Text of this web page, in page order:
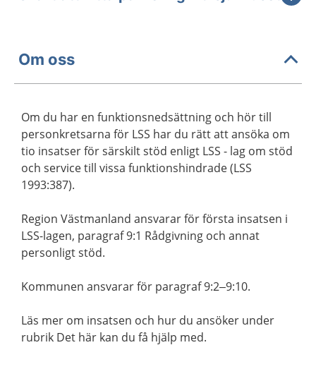
Om oss
Om du har en funktionsnedsättning och hör till
personkretsarna för LSS har du rätt att ansöka om
tio insatser för särskilt stöd enligt LSS - lag om stöd
och service till vissa funktionshindrade (LSS
1993:387).
Region Västmanland ansvarar för första insatsen i
LSS-lagen, paragraf 9:1 Rådgivning och annat
personligt stöd.
Kommunen ansvarar för paragraf 9:2–9:10.
Läs mer om insatsen och hur du ansöker under
rubrik Det här kan du få hjälp med.